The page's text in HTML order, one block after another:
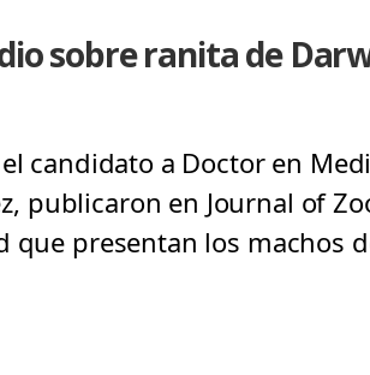
sobre ranita de
candidato a Doctor en
publicaron en Journal of
presentan los machos